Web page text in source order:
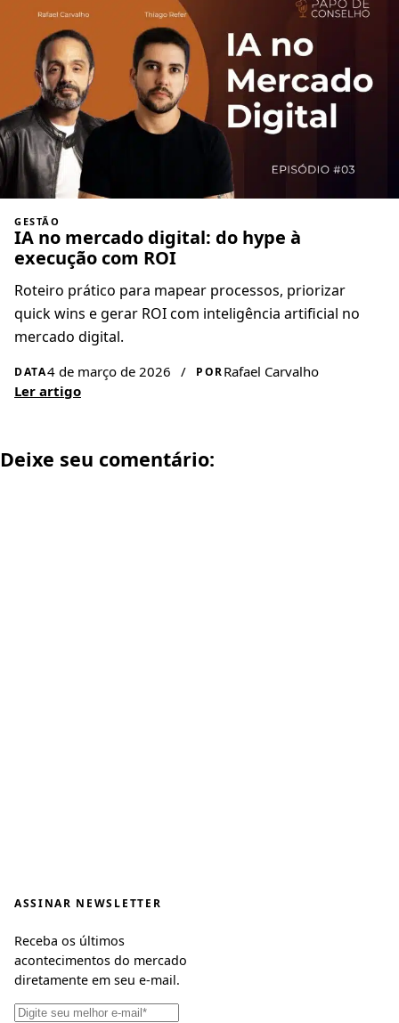
GESTÃO
IA no mercado digital: do hype à
execução com ROI
Roteiro prático para mapear processos, priorizar
quick wins e gerar ROI com inteligência artificial no
mercado digital.
DATA4 de março de 2026 / PORRafael Carvalho
Ler artigo
Deixe seu comentário:
ASSINAR NEWSLETTER
Receba os últimos
acontecimentos do mercado
diretamente em seu e-mail.